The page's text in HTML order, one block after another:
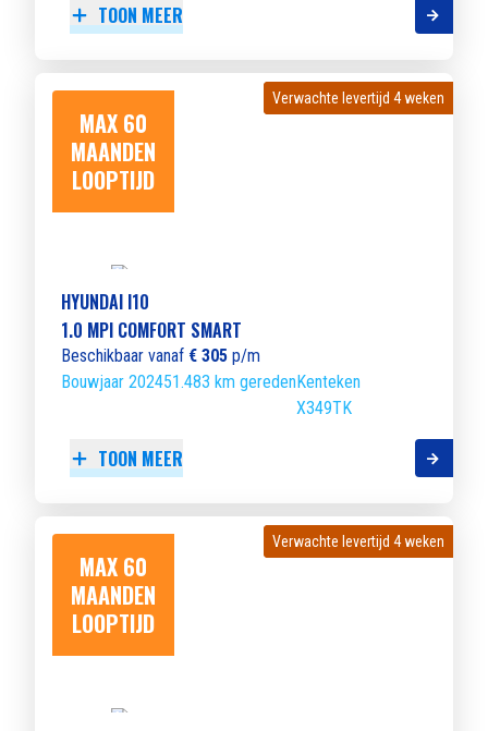
TOON MEER
MAX 60
MAANDEN
LOOPTIJD
Verwachte levertijd 4 weken
Verwachte levertijd 4 weken
HYUNDAI I10
1.0 MPI COMFORT SMART
Beschikbaar vanaf € 305 p/m
Bouwjaar 202451.483 km geredenKenteken
X349TK
TOON MEER
MAX 60
MAANDEN
LOOPTIJD
Verwachte levertijd 4 weken
Verwachte levertijd 4 weken